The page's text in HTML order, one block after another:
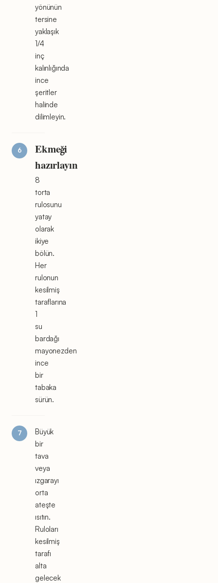
yönünün
tersine
yaklaşık
1/4
inç
kalınlığında
ince
şeritler
halinde
dilimleyin.
Ekmeği
hazırlayın
8
torta
rulosunu
yatay
olarak
ikiye
bölün.
Her
rulonun
kesilmiş
taraflarına
1
su
bardağı
mayonezden
ince
bir
tabaka
sürün.
Büyük
bir
tava
veya
ızgarayı
orta
ateşte
ısıtın.
Ruloları
kesilmiş
tarafı
alta
gelecek